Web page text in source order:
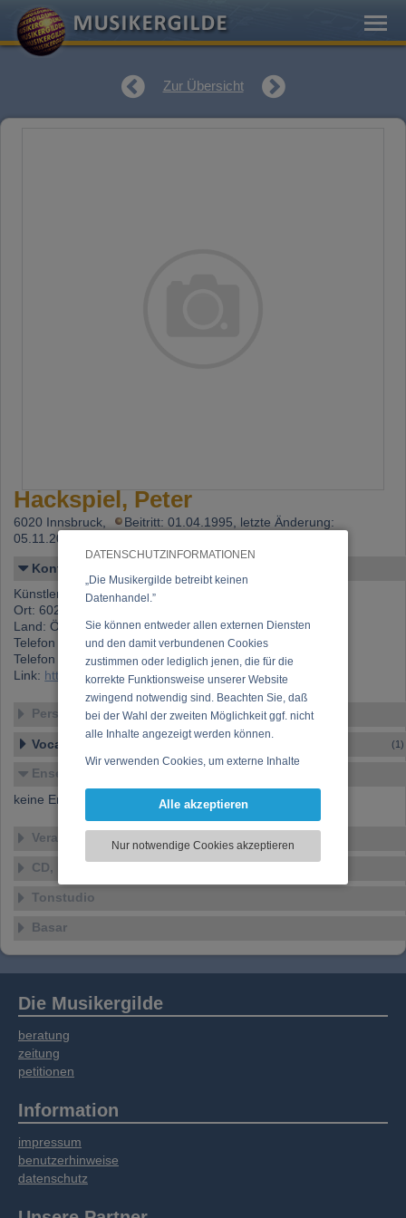
DATENSCHUTZINFORMATIONEN
„Die Musikergilde betreibt keinen
Datenhandel.”
Sie können entweder allen externen Diensten
und den damit verbundenen Cookies
zustimmen oder lediglich jenen, die für die
korrekte Funktionsweise unserer Website
zwingend notwendig sind. Beachten Sie, daß
bei der Wahl der zweiten Möglichkeit ggf. nicht
alle Inhalte angezeigt werden können.
Wir verwenden Cookies, um externe Inhalte
Funktionen für soziale Medien anbieten zu
zu analysieren. Dabei werden ggf.
Informationen zu Ihrer Verwendung unserer
soziale Medien, Werbung und Analysen
Alle akzeptieren
Nur notwendige Cookies akzeptieren
Zur Übersicht
Hackspiel, Peter
6020 Innsbruck,
Beitritt: 01.04.1995, letzte Änderung:
05.11.2002
Kontakt
Künstlername: Hackspiel, Peter
Ort: 6020 Innsbruck
Land: Österreich
Telefon 1: +43 (0)512 563 87 2
Telefon 2: +43 (0)5262 649 91
Link: https://www.musikergilde.at/mitglied/717.htm
Personen-Details
Vocal – Instrumental – Komposition... (1)
Ensembles
keine Ensembles verfügbar
Veranstaltungen
CD, DVD, Vinyl
Tonstudio
Basar
Die Musikergilde
beratung
zeitung
petitionen
Information
impressum
benutzerhinweise
datenschutz